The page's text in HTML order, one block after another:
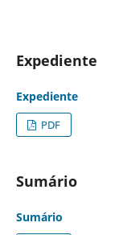
Expediente
Expediente
PDF
Sumário
Sumário